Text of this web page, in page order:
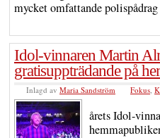
mycket omfattande
Idol-vinnaren Martin
gratisuppträdande på
Inlagd av Maria Sandström Fokus
årets Idol-